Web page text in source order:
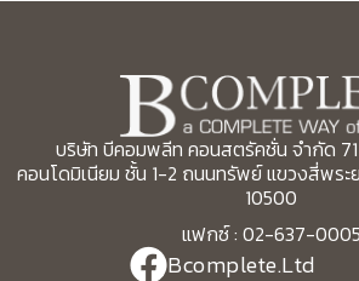
บริษัท บีคอมพลีท คอนสตรัคชั่น จำกัด 71
คอนโดมิเนียม ชั้น 1-2 ถนนทรัพย์ แขวงสี่พระ
10500
แฟกซ์ : 02-637-0005
Bcomplete.Ltd